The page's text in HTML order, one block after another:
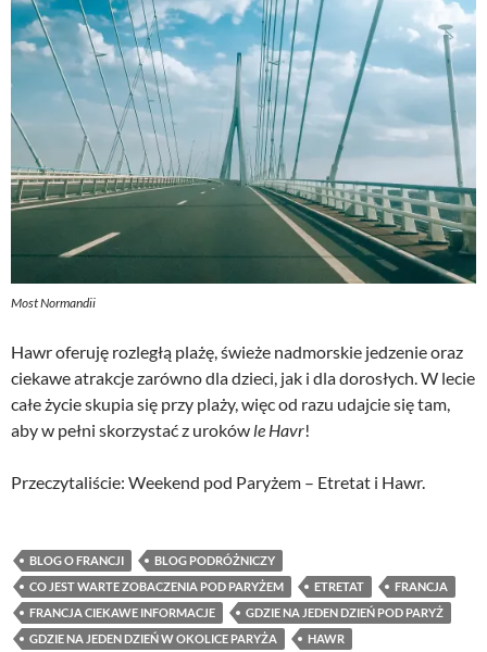
Most Normandii
Hawr oferuję rozległą plażę, świeże nadmorskie jedzenie oraz
ciekawe atrakcje zarówno dla dzieci, jak i dla dorosłych. W lecie
całe życie skupia się przy plaży, więc od razu udajcie się tam,
aby w pełni skorzystać z uroków le Havr!
Przeczytaliście: Weekend pod Paryżem – Etretat i Hawr.
BLOG O FRANCJI
BLOG PODRÓŻNICZY
CO JEST WARTE ZOBACZENIA POD PARYŻEM
ETRETAT
FRANCJA
FRANCJA CIEKAWE INFORMACJE
GDZIE NA JEDEN DZIEŃ POD PARYŻ
GDZIE NA JEDEN DZIEŃ W OKOLICE PARYŻA
HAWR